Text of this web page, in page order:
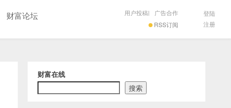
财富论坛
RSS订阅
用户投稿| 广告合作
登陆
注册
财富在线
搜索